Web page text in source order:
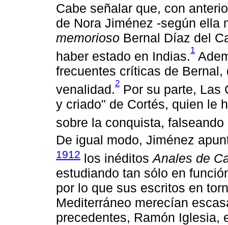
Cabe señalar que, con
de Nora Jiménez -según ella
memorioso Bernal Díaz del
haber estado en Indias.1
frecuentes críticas de
venalidad.2 Por su parte, Las
y criado" de Cortés, quien le
sobre la conquista,
De igual modo, Jiménez
1912 los inéditosAnales de
estudiando tan sólo en
por lo que sus escritos en
Mediterráneo merecían
precedentes, Ramón Iglesia,